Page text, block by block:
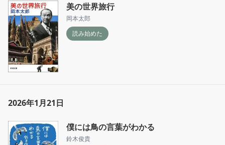
があって、レリーフが大量に貼り付けられたサ
グラダファミリアも近くで見ると俗っぽくて仕
方がないが、遠くから見るとその迫力に圧倒さ
れる。また、未完であるということがガウディ
嫌う文章があるが、確かに信仰の対象として実
体のない方が神々しさを感じるかもとおもた
美の世界旅行
岡本太郎
読み始めた
2026年1月21日
僕には鳥の言葉がわかる
鈴木俊貴